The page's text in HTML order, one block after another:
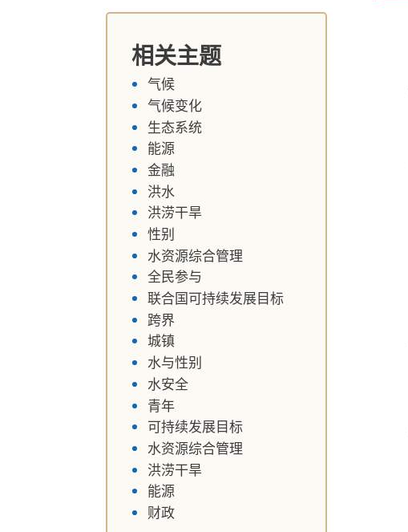
相关主题
气候
气候变化
生态系统
能源
金融
洪水
洪涝干旱
性别
水资源综合管理
全民参与
联合国可持续发展目标
跨界
城镇
水与性别
水安全
青年
可持续发展目标
水资源综合管理
洪涝干旱
能源
财政